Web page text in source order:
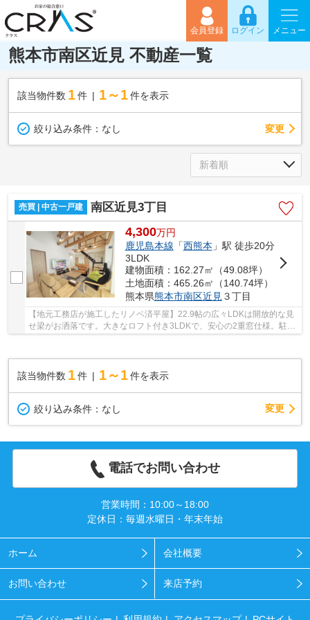
会員登録 ログイン メニュー
熊本市南区近見 不動産一覧
該当物件数 1件 1～1 件を表示
絞り込み条件： なし 変更
売買 | 中古一戸建 南区近見3丁目
4,300万円
鹿児島本線 「西熊本 」駅 徒歩20分
3LDK
建物面積：162.27㎡（49.08坪）
土地面積：465.26㎡（140.74坪）
熊本県熊本市南区近見３丁目
【地元工務店が施工したリノベ済平屋】22.9帖の広々LDKは開放的な見
せ梁がお洒落です。大きなロフト付き3LDKで、安心の2重窓仕様。駐車
該当物件数 1件 1～1 件を表示
絞り込み条件： なし 変更
電話でお問い合わせ
営業時間：10:00～18:00
定休日：毎週水曜日・年末年始
ホーム 会社概要
お問い合わせ 来店予約